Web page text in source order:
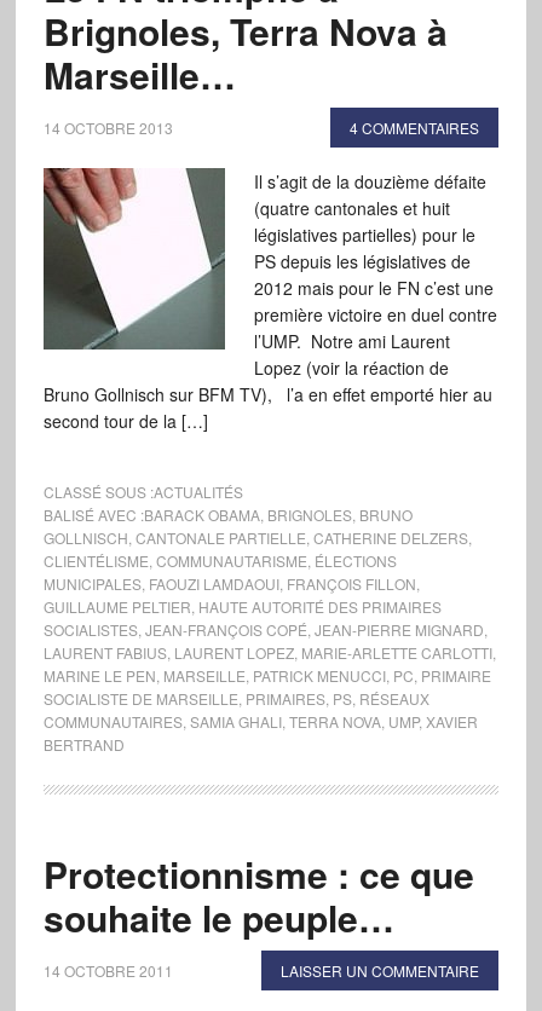
Brignoles, Terra Nova à
Marseille…
14 OCTOBRE 2013 4 COMMENTAIRES
Il s’agit de la douzième défaite
(quatre cantonales et huit
législatives partielles) pour le
PS depuis les législatives de
2012 mais pour le FN c’est une
première victoire en duel contre
l’UMP. Notre ami Laurent
Lopez (voir la réaction de
Bruno Gollnisch sur BFM TV), l’a en effet emporté hier au
second tour de la […]
CLASSÉ SOUS :ACTUALITÉS
BALISÉ AVEC :BARACK OBAMA, BRIGNOLES, BRUNO
GOLLNISCH CANTONALE PARTIELLE CATHERINE DELZERS,
CLIENTÉLISME COMMUNAUTARISME ÉLECTIONS
MUNICIPALES, FAOUZI LAMDAOUI, FRANÇOIS FILLON
GUILLAUME PELTIER HAUTE AUTORITÉ DES PRIMAIRES
SOCIALISTES, JEAN-FRANÇOIS COPÉ JEAN-PIERRE MIGNARD
LAURENT FABIUS, LAURENT LOPEZ, MARIE-ARLETTE CARLOTTI,
MARINE LE PEN MARSEILLE PATRICK MENUCCI, PC PRIMAIRE
SOCIALISTE DE MARSEILLE PRIMAIRES, PS, RÉSEAUX
COMMUNAUTAIRES, SAMIA GHALI, TERRA NOVA, UMP, XAVIER
BERTRAND
Protectionnisme : ce que
souhaite le peuple…
14 OCTOBRE 2011 LAISSER UN COMMENTAIRE